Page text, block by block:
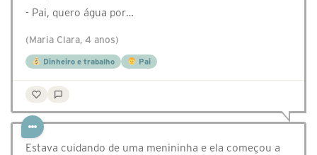
- Pai, quero água por…
(Maria Clara, 4 anos)
Dinheiro e trabalho Pai
Estava cuidando de uma menininha e ela começou a